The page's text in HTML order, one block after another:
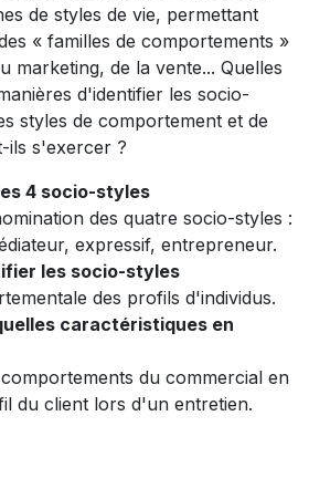
de styles de vie, permettant
« familles de comportements »
marketing, de la vente... Quelles
d'identifier les socio-
styles de comportement et de
ils s'exercer ?
4 socio-styles
des quatre socio-styles :
expressif, entrepreneur.
les socio-styles
des profils d'individus.
caractéristiques en
du commercial en
du client lors d'un entretien.